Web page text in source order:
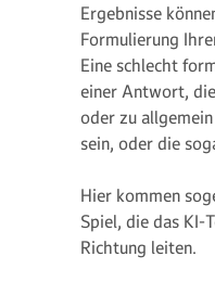
Ergebnisse
Formulierung
Eine schlecht
einer Antwort,
oder zu
sein, oder die
Hier kommen
Spiel, die das KI-
Richtung leiten.